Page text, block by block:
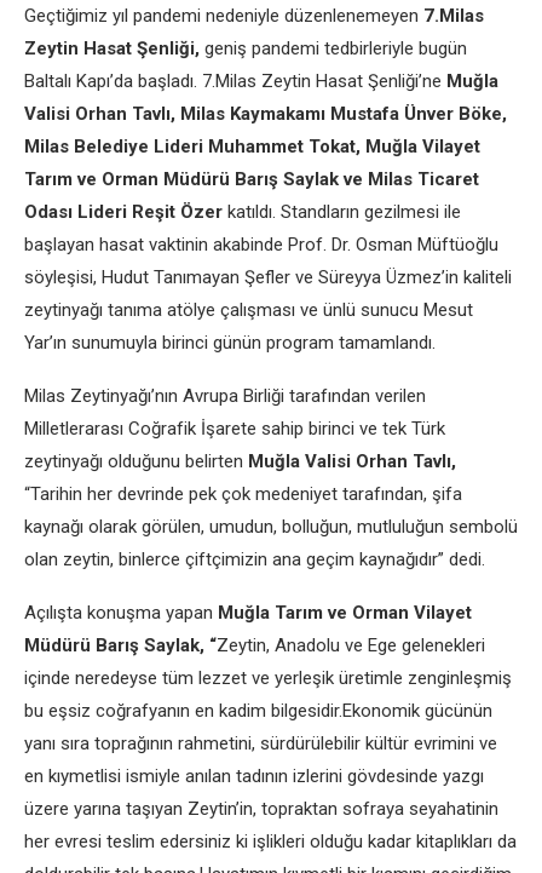
Geçtiğimiz yıl pandemi nedeniyle düzenlenemeyen 7.Milas
Zeytin Hasat Şenliği, geniş pandemi tedbirleriyle bugün
Baltalı Kapı’da başladı. 7.Milas Zeytin Hasat Şenliği’ne Muğla
Valisi Orhan Tavlı, Milas Kaymakamı Mustafa Ünver Böke,
Milas Belediye Lideri Muhammet Tokat, Muğla Vilayet
Tarım ve Orman Müdürü Barış Saylak ve Milas Ticaret
Odası Lideri Reşit Özer katıldı. Standların gezilmesi ile
başlayan hasat vaktinin akabinde Prof. Dr. Osman Müftüoğlu
söyleşisi, Hudut Tanımayan Şefler ve Süreyya Üzmez’in kaliteli
zeytinyağı tanıma atölye çalışması ve ünlü sunucu Mesut
Yar’ın sunumuyla birinci günün program tamamlandı.
Milas Zeytinyağı’nın Avrupa Birliği tarafından verilen
Milletlerarası Coğrafik İşarete sahip birinci ve tek Türk
zeytinyağı olduğunu belirten Muğla Valisi Orhan Tavlı,
“Tarihin her devrinde pek çok medeniyet tarafından, şifa
kaynağı olarak görülen, umudun, bolluğun, mutluluğun sembolü
olan zeytin, binlerce çiftçimizin ana geçim kaynağıdır” dedi.
Açılışta konuşma yapan Muğla Tarım ve Orman Vilayet
Müdürü Barış Saylak, “Zeytin, Anadolu ve Ege gelenekleri
içinde neredeyse tüm lezzet ve yerleşik üretimle zenginleşmiş
bu eşsiz coğrafyanın en kadim bilgesidir.Ekonomik gücünün
yanı sıra toprağının rahmetini, sürdürülebilir kültür evrimini ve
en kıymetlisi ismiyle anılan tadının izlerini gövdesinde yazgı
üzere yarına taşıyan Zeytin’in, topraktan sofraya seyahatinin
her evresi teslim edersiniz ki işlikleri olduğu kadar kitaplıkları da